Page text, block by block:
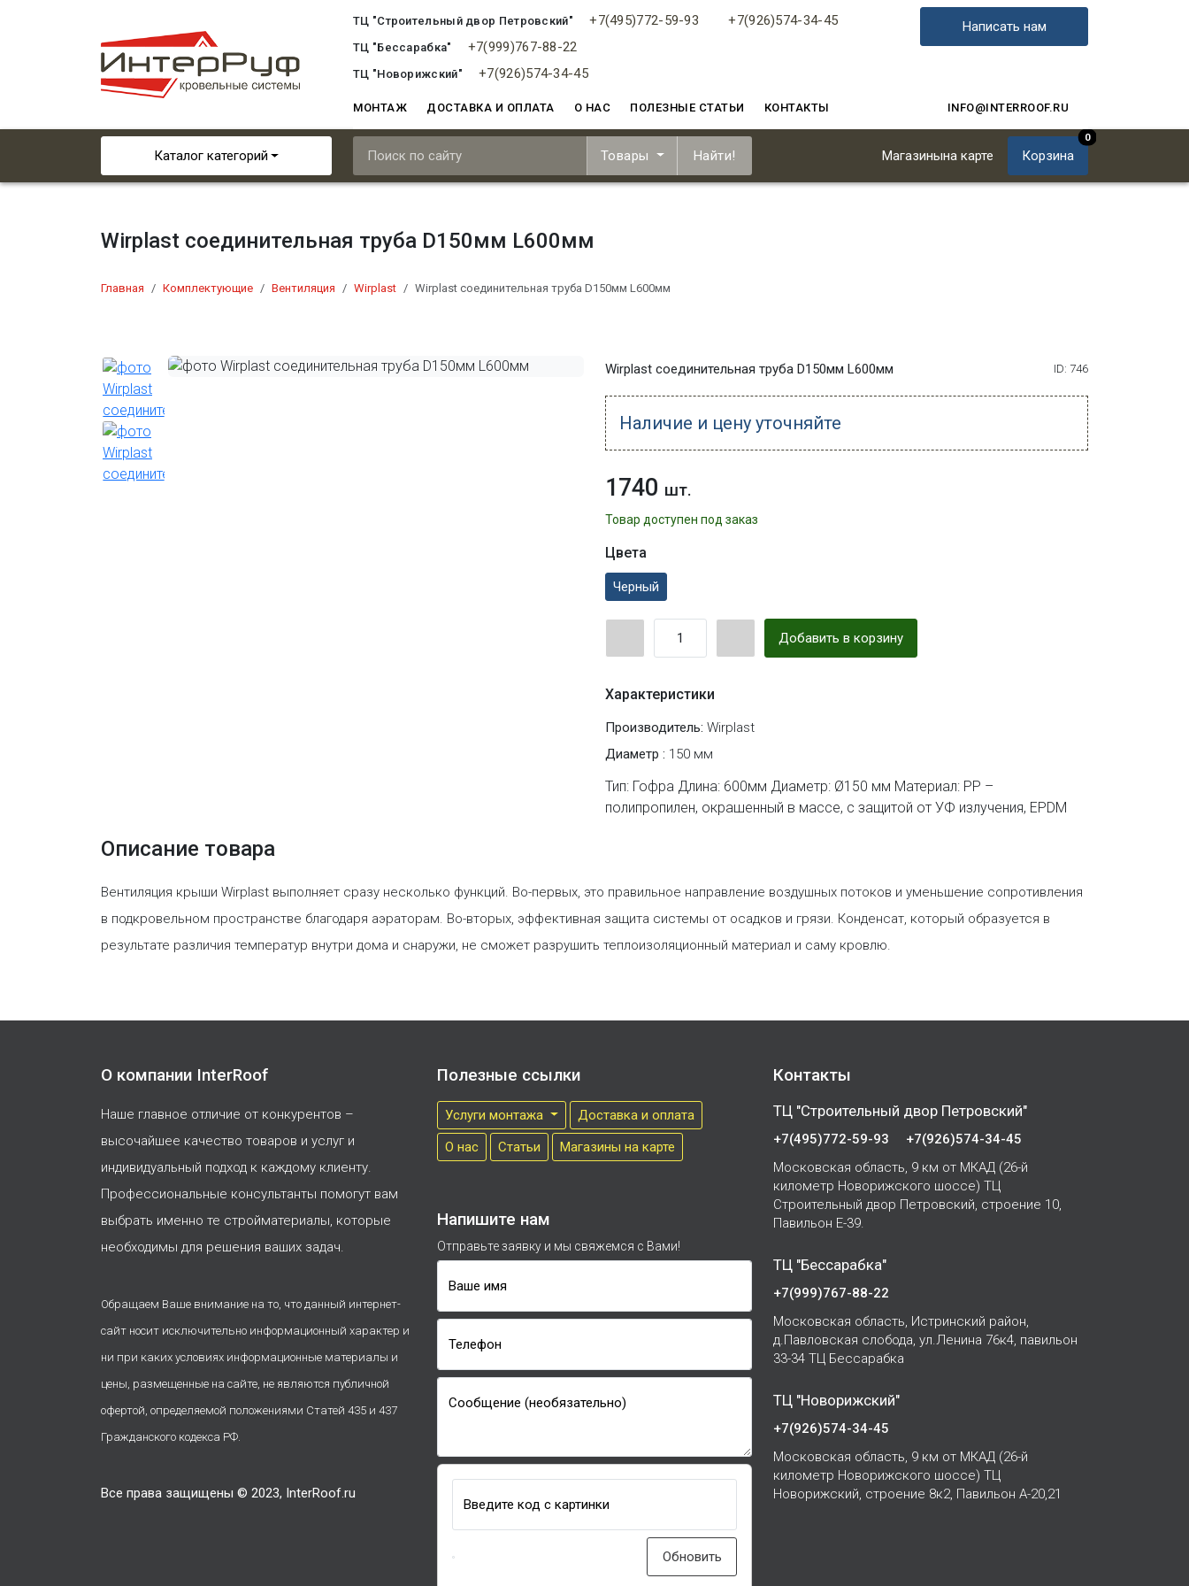
ТЦ "Строительный двор Петровский" +7(495)772-59-93 +7(926)574-34-45
ТЦ "Бессарабка" +7(999)767-88-22
ТЦ "Новорижский" +7(926)574-34-45
Написать нам
МОНТАЖ ДОСТАВКА И ОПЛАТА О НАС ПОЛЕЗНЫЕ СТАТЬИ КОНТАКТЫ INFO@INTERROOF.RU
Каталог категорий Товары Найти! Магазинына карте Корзина
0
Wirplast соединительная труба D150мм L600мм
Главная Комплектующие Вентиляция Wirplast Wirplast соединительная труба D150мм L600мм
Wirplast соединительная труба D150мм L600мм ID: 746
Наличие и цену уточняйте
1740 шт.
Товар доступен под заказ
Цвета
Черный
Добавить в корзину
Характеристики
Производитель: Wirplast
Диаметр : 150 мм
Тип: Гофра Длина: 600мм Диаметр: Ø150 мм Материал: PP –
полипропилен, окрашенный в массе, с защитой от УФ излучения, EPDM
Описание товара
Вентиляция крыши Wirplast выполняет сразу несколько функций. Во-первых, это правильное направление воздушных потоков и уменьшение сопротивления
в подкровельном пространстве благодаря аэраторам. Во-вторых, эффективная защита системы от осадков и грязи. Конденсат, который образуется в
результате различия температур внутри дома и снаружи, не сможет разрушить теплоизоляционный материал и саму кровлю.
О компании InterRoof
Наше главное отличие от конкурентов –
высочайшее качество товаров и услуг и
индивидуальный подход к каждому клиенту.
Профессиональные консультанты помогут вам
выбрать именно те стройматериалы, которые
необходимы для решения ваших задач.
Обращаем Ваше внимание на то, что данный интернет-
сайт носит исключительно информационный характер и
ни при каких условиях информационные материалы и
цены, размещенные на сайте, не являются публичной
офертой, определяемой положениями Статей 435 и 437
Гражданского кодекса РФ.
Все права защищены © 2023, InterRoof.ru
Полезные ссылки
Услуги монтажа
Доставка и оплата
О нас
Cтатьи Магазины на карте
Напишите нам
Отправьте заявку и мы свяжемся с Вами!
Ваше имя
Телефон
Сообщение (необязательно)
Введите код с картинки
Обновить
Контакты
ТЦ "Строительный двор Петровский"
+7(495)772-59-93
+7(926)574-34-45
Московская область, 9 км от МКАД (26-й
километр Новорижского шоссе) ТЦ
Строительный двор Петровский, строение 10,
Павильон Е-39.
ТЦ "Бессарабка"
+7(999)767-88-22
Московская область, Истринский район,
д.Павловская слобода, ул.Ленина 76к4, павильон
33-34 ТЦ Бессарабка
ТЦ "Новорижский"
+7(926)574-34-45
Московская область, 9 км от МКАД (26-й
километр Новорижского шоссе) ТЦ
Новорижский, строение 8к2, Павильон А-20,21